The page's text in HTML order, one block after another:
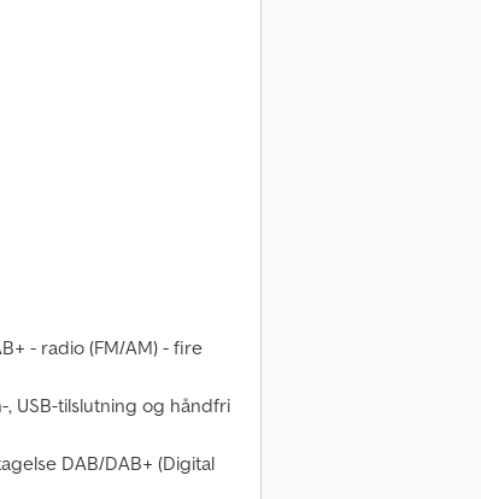
- radio (FM/AM) - fire
USB-tilslutning og håndfri
DAB/DAB+ (Digital